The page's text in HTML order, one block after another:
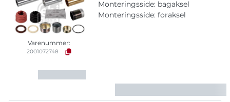
Varenummer:
2001072748
Monteringsside: bagaksel
Monteringsside: foraksel